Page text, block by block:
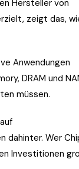
Hersteller von
zeigt das,
Anwendungen
DRAM und
müssen.
dahinter. Wer
Investitionen